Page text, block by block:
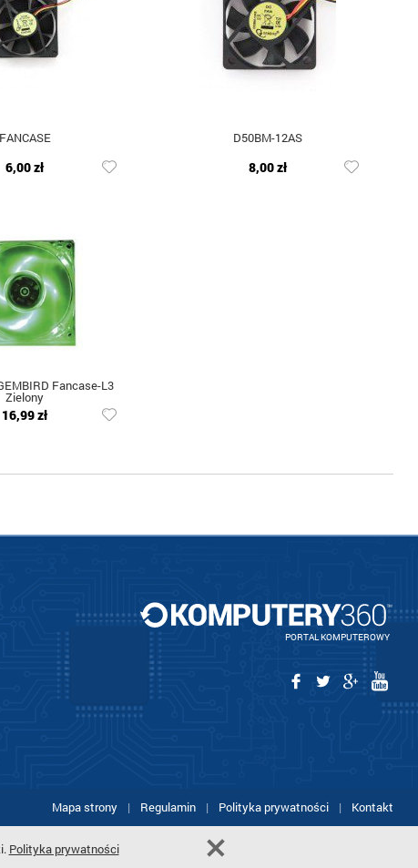
FANCASE
6,00 zł
D50BM-12AS
8,00 zł
Fancase-L3
Zielony
16,99 zł
PORTAL KOMPUTEROWY
Mapa strony | Regulamin | Polityka prywatności | Kontakt
Polityka prywatności